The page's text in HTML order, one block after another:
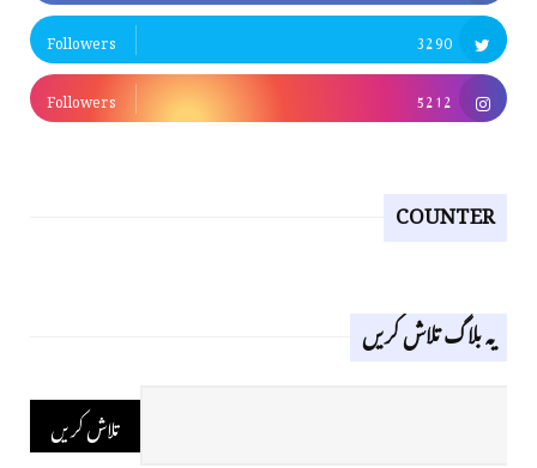
3290
Followers
5212
Followers
COUNTER
یہ بلاگ تلاش کریں